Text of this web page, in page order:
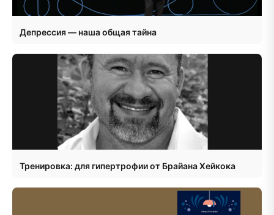
Депрессия — наша общая тайна
Тренировка: для гипертрофии от Брайана Хейкока